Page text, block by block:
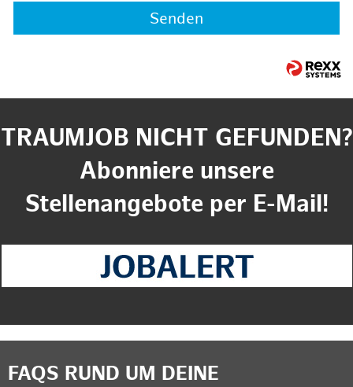
Senden
TRAUMJOB NICHT GEFUNDEN?
Abonniere unsere
Stellenangebote per E-Mail!
FAQS RUND UM DEINE